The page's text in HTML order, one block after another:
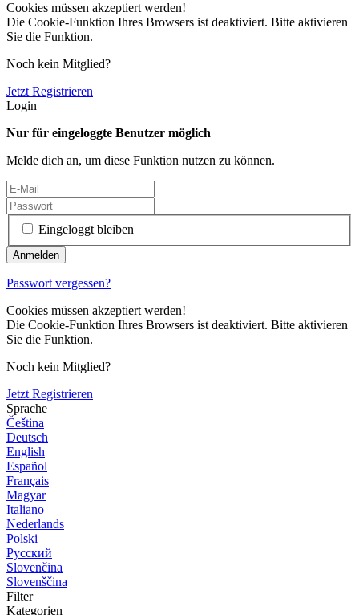
Cookies müssen akzeptiert werden!
Die Cookie-Funktion Ihres Browsers ist deaktiviert. Bitte aktivieren
Sie die Funktion.
Noch kein Mitglied?
Jetzt Registrieren
Login
Nur für eingeloggte Benutzer möglich
Melde dich an, um diese Funktion nutzen zu können.
Eingeloggt bleiben
Passwort vergessen?
Cookies müssen akzeptiert werden!
Die Cookie-Funktion Ihres Browsers ist deaktiviert. Bitte aktivieren
Sie die Funktion.
Noch kein Mitglied?
Jetzt Registrieren
Sprache
Čeština
Deutsch
English
Español
Français
Magyar
Italiano
Nederlands
Polski
Русский
Slovenčina
Slovenščina
Filter
Kategorien